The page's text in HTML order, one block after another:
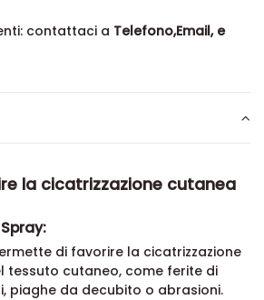
contattaci a Telefono,Email, e
la cicatrizzazione cutanea
di favorire la cicatrizzazione
tessuto cutaneo, come ferite di
piaghe da decubito o abrasioni.